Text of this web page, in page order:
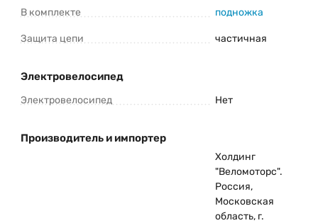
В комплекте подножка
Защита цепи частичная
Электровелосипед
Электровелосипед Нет
Производитель и импортер
Холдинг
"Веломоторс".
Россия,
Московская
область, г.